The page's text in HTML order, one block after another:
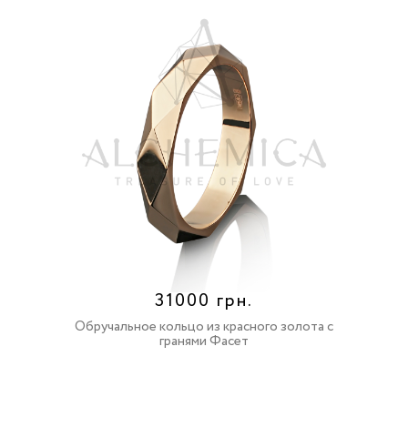
31000 грн.
Обручальное кольцо из красного золота с
гранями Фасет